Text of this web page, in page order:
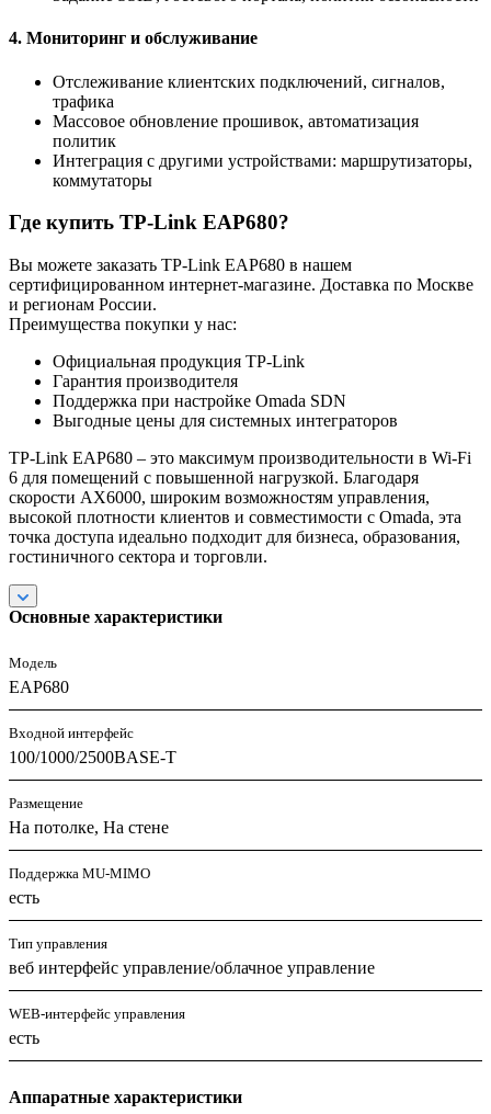
4. Мониторинг и обслуживание
Отслеживание клиентских подключений, сигналов,
трафика
Массовое обновление прошивок, автоматизация
политик
Интеграция с другими устройствами: маршрутизаторы,
коммутаторы
Где купить TP-Link EAP680?
Вы можете заказать TP-Link EAP680 в нашем
сертифицированном интернет-магазине. Доставка по Москве
и регионам России.
Преимущества покупки у нас:
Официальная продукция TP-Link
Гарантия производителя
Поддержка при настройке Omada SDN
Выгодные цены для системных интеграторов
TP-Link EAP680 – это максимум производительности в Wi-Fi
6 для помещений с повышенной нагрузкой. Благодаря
скорости AX6000, широким возможностям управления,
высокой плотности клиентов и совместимости с Omada, эта
точка доступа идеально подходит для бизнеса, образования,
гостиничного сектора и торговли.
Основные характеристики
Модель
EAP680
Входной интерфейс
100/1000/2500BASE-T
Размещение
На потолке, На стене
Поддержка MU-MIMO
есть
Тип управления
веб интерфейс управление/облачное управление
WEB-интерфейс управления
есть
Аппаратные характеристики